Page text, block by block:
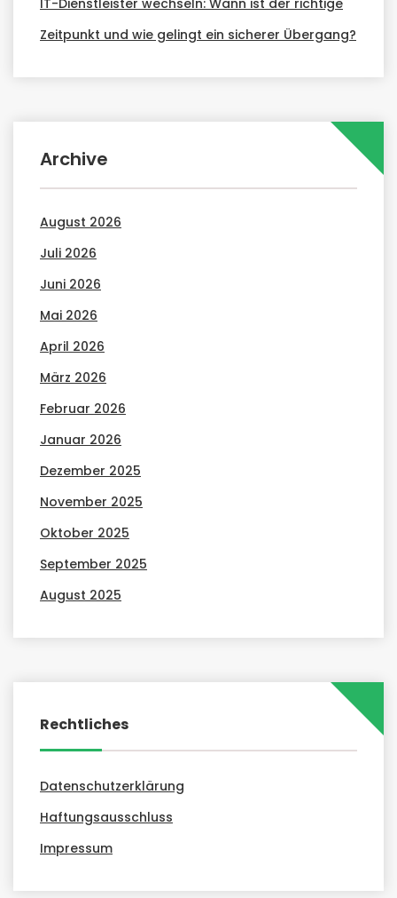
IT-Dienstleister wechseln: Wann ist der richtige
Zeitpunkt und wie gelingt ein sicherer Übergang?
Archive
August 2026
Juli 2026
Juni 2026
Mai 2026
April 2026
März 2026
Februar 2026
Januar 2026
Dezember 2025
November 2025
Oktober 2025
September 2025
August 2025
Rechtliches
Datenschutzerklärung
Haftungsausschluss
Impressum